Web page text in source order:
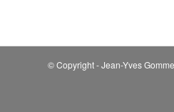
© Copyright - Jean-Yves